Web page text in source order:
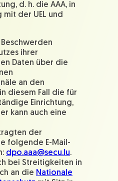
d. h. die AAA, in
der UEL und
ihrer
Daten über die
an den
diesem Fall die für
Einrichtung,
kann auch eine
der
folgende E-Mail-
dpo.aaa@secu.lu.
bei Streitigkeiten in
an die Nationale